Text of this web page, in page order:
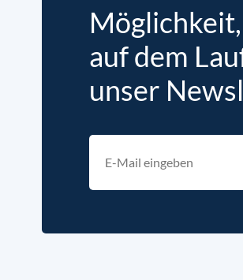
auf dem
unser